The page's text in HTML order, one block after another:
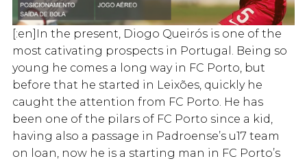
[:en]In the present, Diogo Queirós is one of the
most cativating prospects in Portugal. Being so
young he comes a long way in FC Porto, but
before that he started in Leixões, quickly he
caught the attention from FC Porto. He has
been one of the pilars of FC Porto since a kid,
having also a passage in Padroense’s u17 team
on loan, now he is a starting man in FC Porto’s